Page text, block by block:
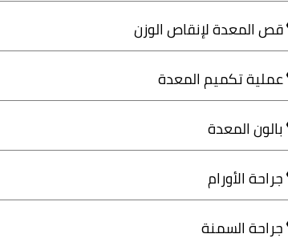
قص المعدة لإنقاص الوزن
عملية تكميم المعدة
بالون المعدة
جراحة الأورام
جراحة السمنة